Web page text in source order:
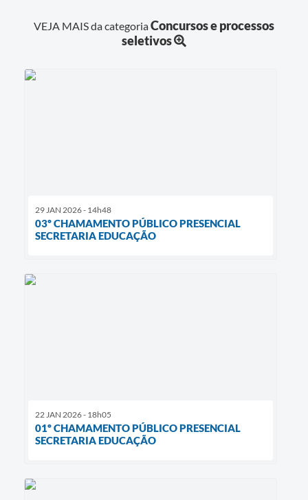
VEJA MAIS da categoriaConcursos e processos
seletivos
29 JAN 2026 - 14h48
03º CHAMAMENTO PÚBLICO PRESENCIAL
SECRETARIA EDUCAÇÃO
22 JAN 2026 - 18h05
01º CHAMAMENTO PÚBLICO PRESENCIAL
SECRETARIA EDUCAÇÃO